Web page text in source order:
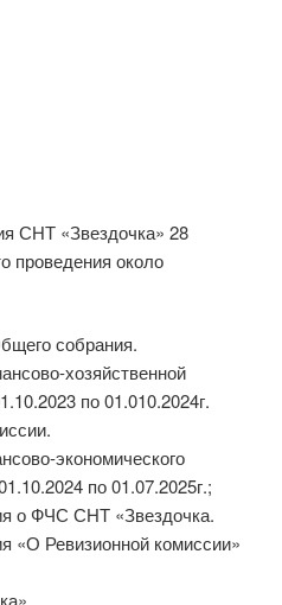
СНТ «Звездочка» 28
проведения около
собрания.
хозяйственной
по 01.010.2024г.
экономического
по 01.07.2025г.;
о ФЧС СНТ «Звездочка.
«О Ревизионной комиссии»